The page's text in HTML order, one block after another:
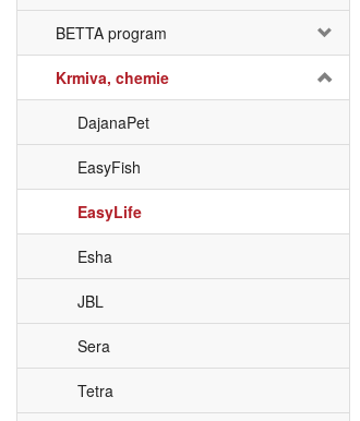
BETTA program
Krmiva, chemie
DajanaPet
EasyFish
EasyLife
Esha
JBL
Sera
Tetra